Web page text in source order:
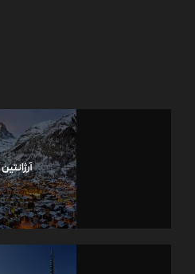
آرژانتین